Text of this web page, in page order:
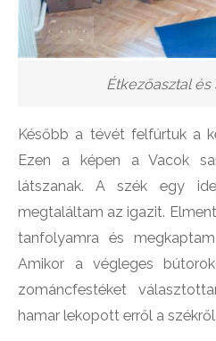
Étkezőasztal és
Később a tévét felfúrtuk a
Ezen a képen a Vacok
látszanak. A szék egy
megtaláltam az igazit.
tanfolyamra és
Amikor a végleges
zománcfestéket
hamar lekopott erről a székről.